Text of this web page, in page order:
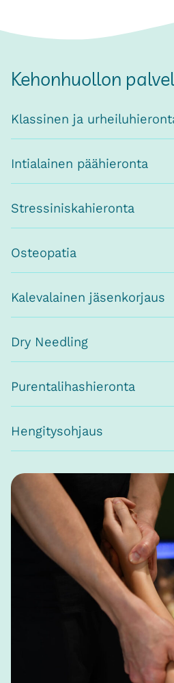
Kehonhuollon
Klassinen ja
Intialainen päähieronta
Stressiniskahieronta
Osteopatia
Kalevalainen jäsenkorjaus
Dry Needling
Purentalihashieronta
Hengitysohjaus